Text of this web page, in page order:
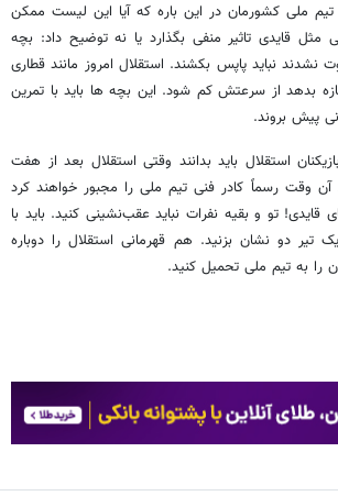
ملی کشورمان در این باره که آیا این لیست ممکن
مثل قایدی تاثیر منفی بگذارد یا نه توضیح داد: بچه
نباید پاپس بکشند. استقلال امروز مانند قطاری
بدهد از سرعتش کم شود. این بچه ها باید با تمرین
پیش بروند.
استقلال باید بدانند وقتی استقلال بعد از هفت
وقت رسماً کادر فنی تیم ملی را مجبور خواهند کرد
قایدی! تو و بقیه نفرات نباید عقب‌نشینی کنید. باید با
تیر دو نشان بزنید. هم قهرمانی استقلال را دوباره
را به تیم ملی تحمیل کنید.